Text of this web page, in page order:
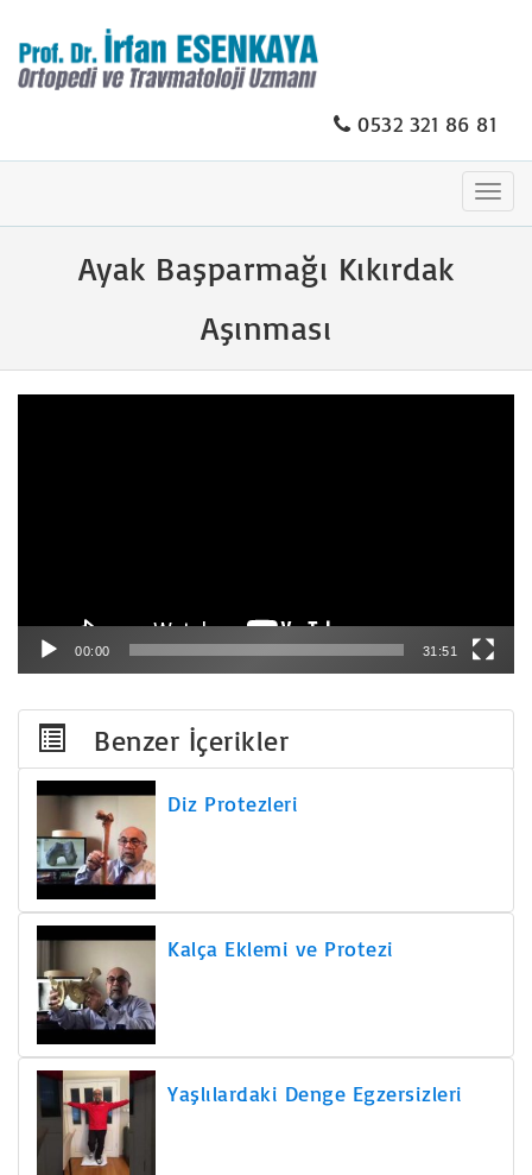
0532 321 86 81
Ayak Başparmağı Kıkırdak
Aşınması
00:00 31:51
Benzer İçerikler
Diz Protezleri
Kalça Eklemi ve Protezi
Yaşlılardaki Denge Egzersizleri